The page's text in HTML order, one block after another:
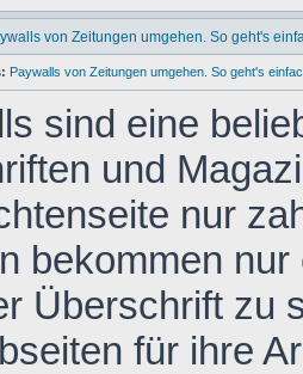
von Zeitungen umgehen. So geht's
Paywalls von Zeitungen umgehen. So geht's
sind eine
und
nur
bekommen
Überschrift zu
für ihre